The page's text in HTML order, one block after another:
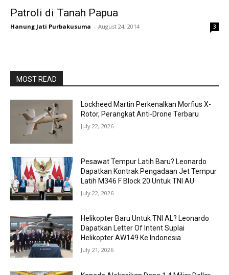
Patroli di Tanah Papua
Hanung Jati Purbakusuma - August 24, 2014 3
MOST READ
Lockheed Martin Perkenalkan Morfius X-
Rotor, Perangkat Anti-Drone Terbaru
July 22, 2026
Pesawat Tempur Latih Baru? Leonardo
Dapatkan Kontrak Pengadaan Jet Tempur
Latih M346 F Block 20 Untuk TNI AU
July 22, 2026
Helikopter Baru Untuk TNI AL? Leonardo
Dapatkan Letter Of Intent Suplai
Helikopter AW149 Ke Indonesia
July 21, 2026